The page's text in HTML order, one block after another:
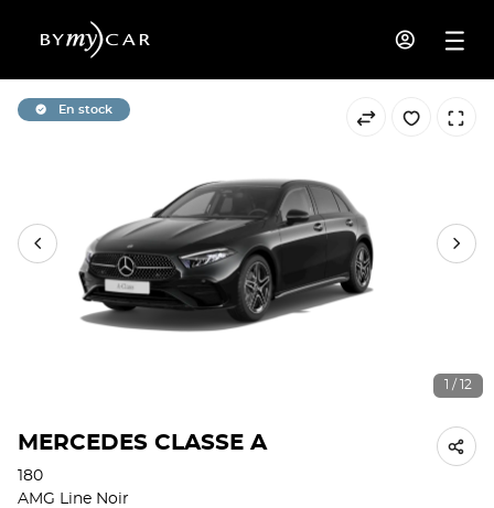
En stock
1 / 12
MERCEDES CLASSE A
180
AMG Line Noir